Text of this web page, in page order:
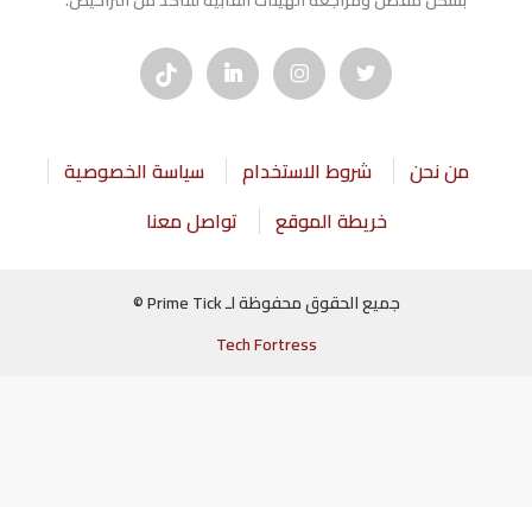
من نحن شروط الاستخدام
سياسة الخصوصية
خريطة الموقع
تواصل معنا
جميع الحقوق محفوظة لـ Prime Tick ©
Tech Fortress